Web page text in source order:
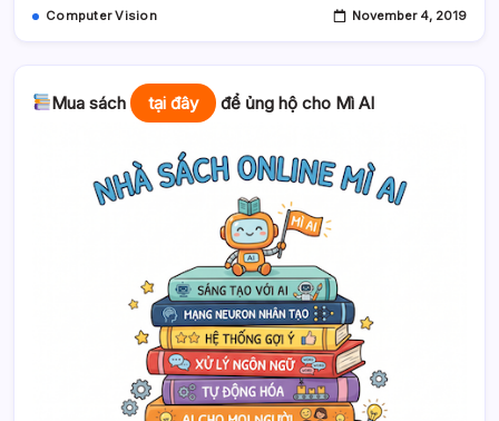
Người
Computer Vision November 4, 2019
Mua sách tại đây để ủng hộ cho Mì AI